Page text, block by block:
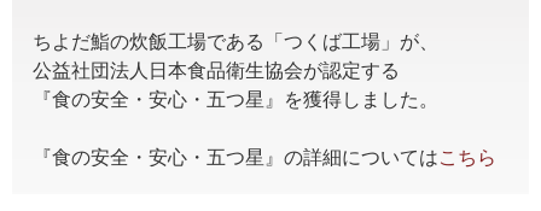
ちよだ鮨の炊飯工場である「つくば工場」が、
公益社団法人日本食品衛生協会が認定する
『食の安全・安心・五つ星』を獲得しました。
『食の安全・安心・五つ星』の詳細についてはこちら